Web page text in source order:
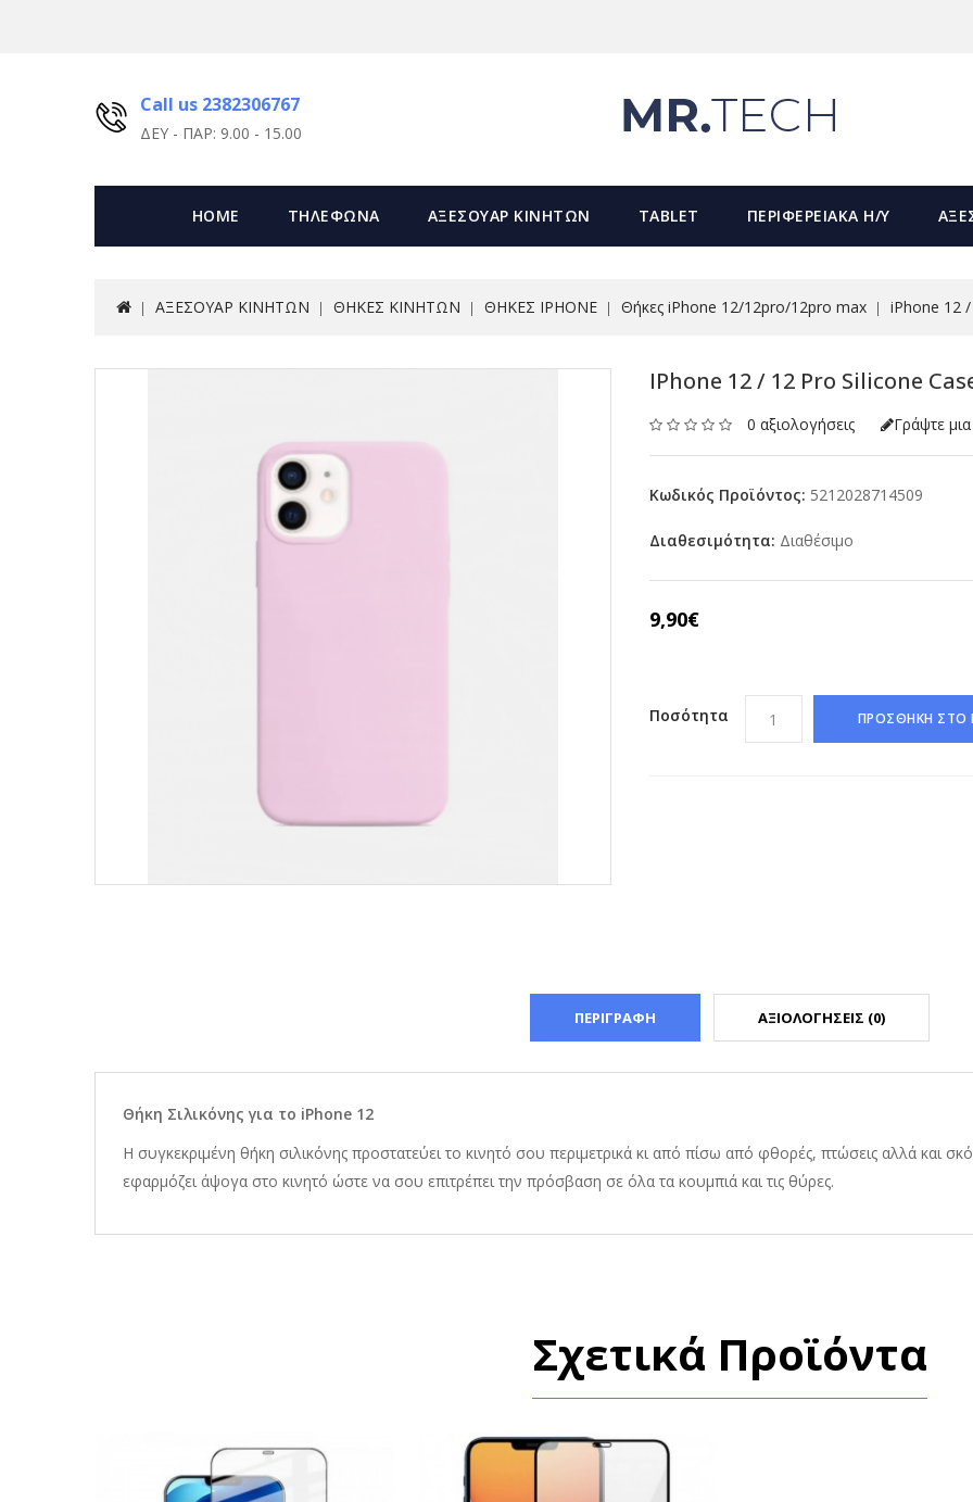
Call us 2382306767
ΔΕΥ - ΠΑΡ: 9.00 - 15.00
HOME ΤΗΛΕΦΩΝΑ ΑΞΕΣΟΥΑΡ ΚΙΝΗΤΩΝ TABLET ΠΕΡΙΦΕΡΕΙΑΚΑ Η/Υ
ΑΞΕΣΟΥΑΡ ΚΙΝΗΤΩΝ ΘΗΚΕΣ ΚΙΝΗΤΩΝ ΘΗΚΕΣ IPHONE Θήκες iPhone 12/12pro/12pro max iPhone 12
IPhone 12 / 12 Pro Silicone
0 αξιολογήσεις Γράψτε
Κωδικός Προϊόντος: 5212028714509
Διαθεσιμότητα: Διαθέσιμο
9,90€
Ποσότητα ΠΡΟΣΘΗΚΗ ΣΤΟ
ΠΕΡΙΓΡΑΦΗ ΑΞΙΟΛΟΓΗΣΕΙΣ (0)
Θήκη Σιλικόνης για το iPhone 12
Η συγκεκριμένη θήκη σιλικόνης προστατεύει το κινητό σου περιμετρικά κι από πίσω από φθορές, πτώσεις αλλά και
εφαρμόζει άψογα στο κινητό ώστε να σου επιτρέπει την πρόσβαση σε όλα τα κουμπιά και τις θύρες.
Σχετικά Προϊόντα